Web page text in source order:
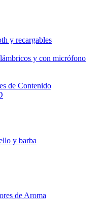
y recargables
y con micrófono
de Contenido
y barba
de Aroma